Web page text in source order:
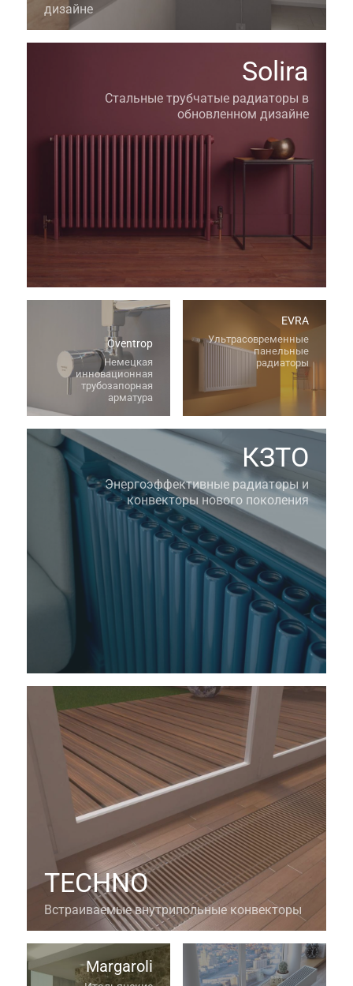
дизайне
Solira
Стальные трубчатые радиаторы в
обновленном дизайне
Oventrop
Немецкая
инновационная
трубозапорная
арматура
КЗТО
Энергоэффективные радиаторы и
конвекторы нового поколения
EVRA
Ультрасовременные
панельные
радиаторы
TECHNO
Встраиваемые внутрипольные конвекторы
Margaroli